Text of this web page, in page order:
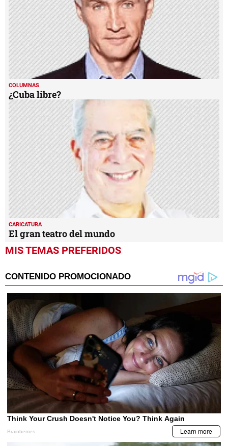
COLUMNAS
¿Cuba libre?
CARICATURA
El gran teatro del mundo
MIS TEMAS PREFERIDOS